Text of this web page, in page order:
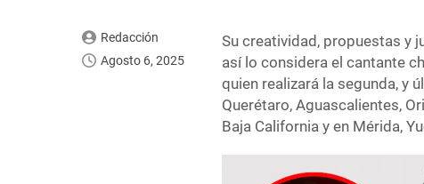
Redacción
Agosto 6, 2025
Su creatividad, propuestas y
así lo considera el cantante
quien realizará la segunda, y
Querétaro, Aguascalientes,
Baja California y en Mérida,